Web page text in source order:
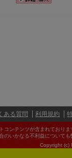
ある質問 利用規約
コンテンツが含まれており
のいかなる不利益について
Copyright (c)